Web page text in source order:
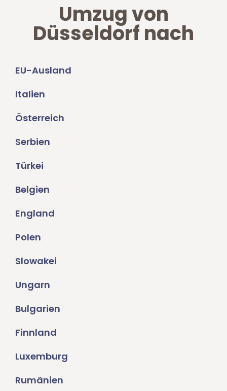
Umzug von
Düsseldorf nach
EU-Ausland
Italien
Österreich
Serbien
Türkei
Belgien
England
Polen
Slowakei
Ungarn
Bulgarien
Finnland
Luxemburg
Rumänien